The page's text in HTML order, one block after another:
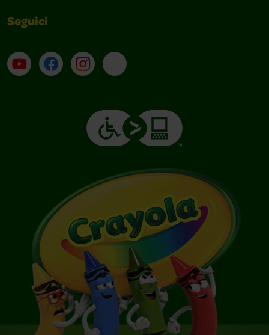
Seguici
Su YouTube
ContattiProfilo Instagram
Email